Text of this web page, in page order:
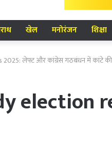
खेल मनोरंजन शिक्षा
लेफ्ट और कांग्रेस गठबंधन में कांटे
election